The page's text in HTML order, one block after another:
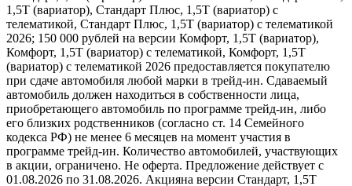
1,5Т (вариатор), Стандарт Плюс, 1,5Т (вариатор) с
телематикой, Стандарт Плюс, 1,5Т (вариатор) с телематикой
2026; 150 000 рублей на версии Комфорт, 1,5Т (вариатор),
Комфорт, 1,5Т (вариатор) с телематикой, Комфорт, 1,5Т
(вариатор) с телематикой 2026 предоставляется покупателю
при сдаче автомобиля любой марки в трейд-ин. Сдаваемый
автомобиль должен находиться в собственности лица,
приобретающего автомобиль по программе трейд-ин, либо
его близких родственников (согласно ст. 14 Семейного
кодекса РФ) не менее 6 месяцев на момент участия в
программе трейд-ин. Количество автомобилей, участвующих
в акции, ограничено. Не оферта. Предложение действует с
01.08.2026 по 31.08.2026. Акцияна версии Стандарт, 1,5Т